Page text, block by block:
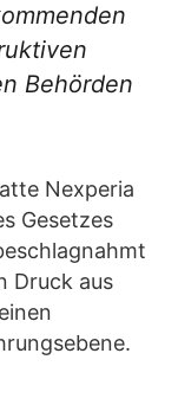
Behörden
Nexperia
Gesetzes
Druck aus